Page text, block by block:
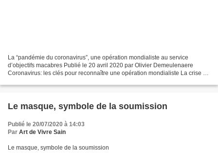
La “pandémie du coronavirus”, une opération mondialiste au service
d’objectifs macabres Publié le 20 avril 2020 par Olivier Demeulenaere
Coronavirus: les clés pour reconnaître une opération mondialiste La crise du
Le masque, symbole de la soumission
Publié le 20/07/2020 à 14:03
Par Art de Vivre Sain
Le masque, symbole de la soumission